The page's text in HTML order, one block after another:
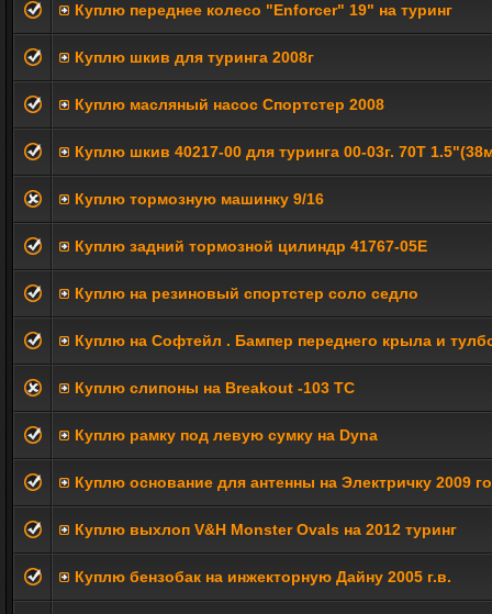
Куплю переднее колесо "Enforcer" 19" на туринг
Куплю шкив для туринга 2008г
Куплю масляный насос Спортстер 2008
Куплю шкив 40217-00 для туринга 00-03г. 70T
Куплю тормозную машинку 9/16
Куплю задний тормозной цилиндр 41767-05E
Куплю на резиновый спортстер соло седло
Куплю на Софтейл . Бампер переднего крыла и
Куплю слипоны на Breakout -103 ТС
Куплю рамку под левую сумку на Dyna
Куплю основание для антенны на Электричку 2009
Куплю выхлоп V&H Monster Ovals на 2012 туринг
Куплю бензобак на инжекторную Дайну 2005 г.в.